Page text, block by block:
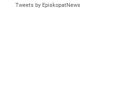
Tweets by EpiskopatNews